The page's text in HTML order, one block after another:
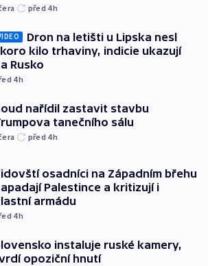
před 4h
Dron na letišti u Lipska nesl
kilo trhaviny, indicie ukazují
Rusko
4h
nařídil zastavit stavbu
tanečního sálu
před 4h
osadníci na Západním břehu
Palestince a kritizují i
armádu
4h
instaluje ruské kamery,
opoziční hnutí